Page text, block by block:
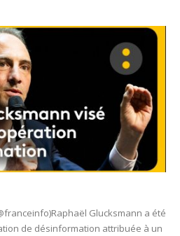
Glucksmann a été
de désinformation attribuée à un